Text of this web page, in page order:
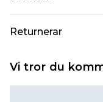
Standardleverans
Expressleverans
Returnerar
på dig att skicka
Vi tror du